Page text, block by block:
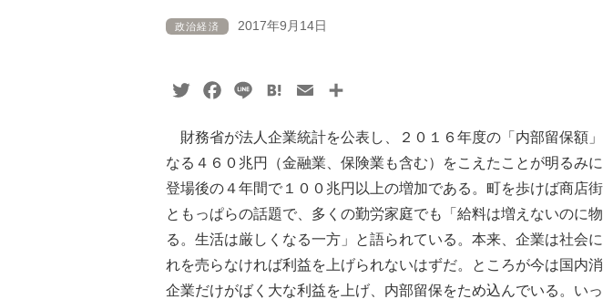
政治経済 2017年9月14日
TwitterFacebook
Line HatenaEmail
財務省が法人企業統計を公表し、２０１６年度の「内部留保額
なる４６０兆円（金融業、保険業も含む）をこえたことが明るみ
登場後の４年間で１００兆円以上の増加である。町を歩けば商店街
ともっぱらの話題で、多くの勤労家庭でも「給料は増えないのに
る。生活は厳しくなる一方」と語られている。本来、企業は社会
れを売らなければ利益を上げられないはずだ。ところが今は国内
企業だけがばく大な利益を上げ、内部留保をため込んでいる。い